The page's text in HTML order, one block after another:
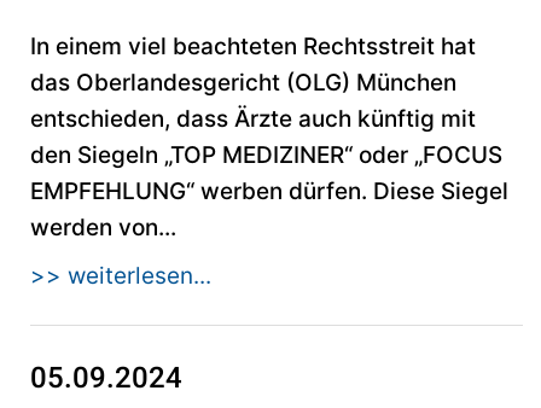
In einem viel beachteten Rechtsstreit hat
das Oberlandesgericht (OLG) München
entschieden, dass Ärzte auch künftig mit
den Siegeln „TOP MEDIZINER“ oder „FOCUS
EMPFEHLUNG“ werben dürfen. Diese Siegel
werden von...
>> weiterlesen...
05.09.2024